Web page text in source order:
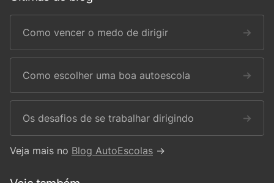
Como vencer o medo de dirigir →
Como escolher uma boa autoescola →
Os desafios de se trabalhar dirigindo →
Veja mais no Blog AutoEscolas →